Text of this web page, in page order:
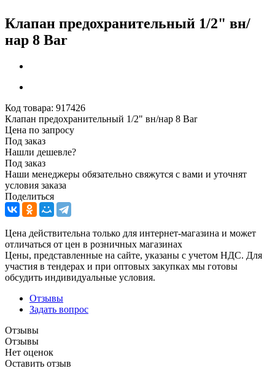
Клапан предохранительный 1/2" вн/
нар 8 Bar
Код товара: 917426
Клапан предохранительный 1/2" вн/нар 8 Bar
Цена по запросу
Под заказ
Нашли дешевле?
Под заказ
Наши менеджеры обязательно свяжутся с вами и уточнят
условия заказа
Поделиться
Цена действительна только для интернет-магазина и может
отличаться от цен в розничных магазинах
Цены, представленные на сайте, указаны с учетом НДС. Для
участия в тендерах и при оптовых закупках мы готовы
обсудить индивидуальные условия.
Отзывы
Задать вопрос
Отзывы
Отзывы
Нет оценок
Оставить отзыв